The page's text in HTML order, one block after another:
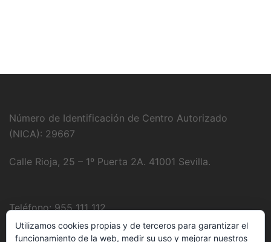
Número de Identificación de Centro Autorizado
(NICA): 29667
Calle Rioja, 25 – 1º Puerta 2A. 41001 Sevilla.
Teléfono: 955 111 112
Fotografía:Juanjo Domínguez
Utilizamos cookies propias y de terceros para garantizar el
funcionamiento de la web, medir su uso y mejorar nuestros